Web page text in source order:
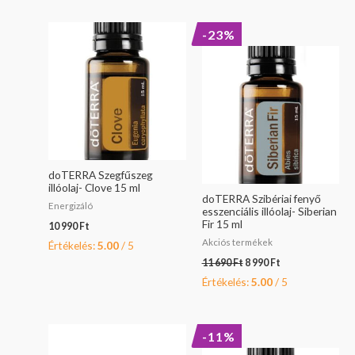
doTERRA Szegfűszeg
illóolaj- Clove 15 ml
Energizáló
10 990 Ft
Értékelés:5.00/ 5
-23%
doTERRA Szibériai fenyő
esszenciális illóolaj- Siberian
Fir 15 ml
Akciós termékek
11 690Ft
was:
11
690 Ft.
8 990 Ft
is:
8
990 Ft.
Értékelés:5.00/ 5
-11%